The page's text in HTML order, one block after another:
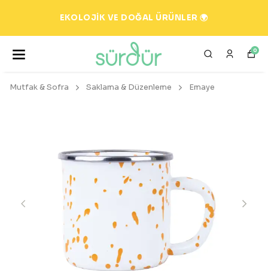
EKOLOJİK VE DOĞAL ÜRÜNLER 🌍
0
Mutfak & Sofra Saklama & Düzenleme Emaye